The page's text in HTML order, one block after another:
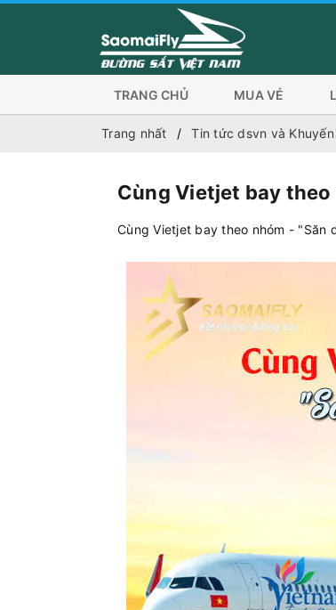
Đơn vị hỗ
TRANG CHỦ MUA VÉ
Trang nhất Tin tức dsvn và Khuyến
Cùng Vietjet bay theo
Cùng Vietjet bay theo nhóm - "Săn